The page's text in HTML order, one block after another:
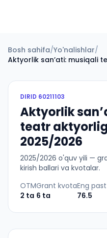
Bosh sahifa/Yo'nalishlar/
Aktyorlik sanʼati: musiqali
DIRID 60211103
Aktyorlik
teatr
2025/2026
2025/2026 o'quv yili —
kirish ballari va kvotalar.
OTM
2 ta
Grant kvota
6 ta
Eng
76.5